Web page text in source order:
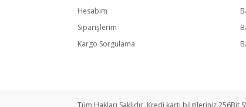
Hesabım
Siparişlerim
Kargo Sorgulama
Tüm Hakları Saklıdır. Kredi kartı bilgileriniz 256Bit